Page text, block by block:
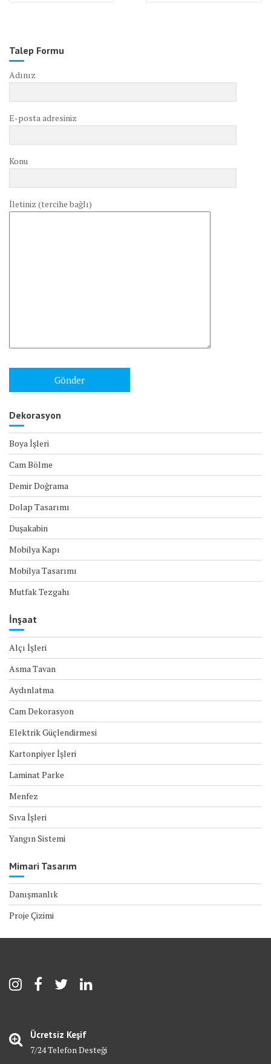
Talep Formu
Adınız
E-posta adresiniz
Konu
İletiniz (tercihe bağlı)
Dekorasyon
Boya İşleri
Cam Bölme
Demir Doğrama
Dolap Tasarımı
Duşakabin
Mobilya Kapı
Mobilya Tasarımı
Mutfak Tezgahı
İnşaat
Alçı İşleri
Asma Tavan
Aydınlatma
Cam Dekorasyon
Elektrik Güçlendirmesi
Kartonpiyer İşleri
Laminat Parke
Menfez
Sıva İşleri
Yangın Sistemi
Mimari Tasarım
Danışmanlık
Proje Çizimi
Ücretsiz Keşif
7/24 Telefon Desteği